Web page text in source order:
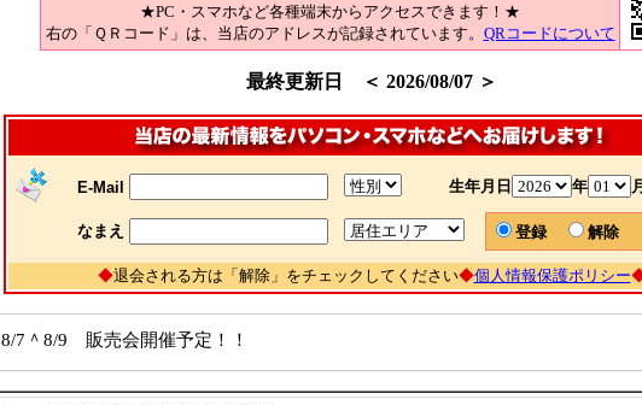
★PC・スマホなど各種端末からアクセスできます！★
右の「ＱＲコード」は、当店のアドレスが記録されています。 QRコードについて
最終更新日 ＜ 2026/08/07 ＞
E-Mail 生年月日 年
なまえ 登録 解除
◆退会される方は「解除」をチェックしてください◆個人情報保護ポリシー
8/7＾8/9 販売会開催予定！！